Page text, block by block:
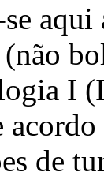
aqui
I
de